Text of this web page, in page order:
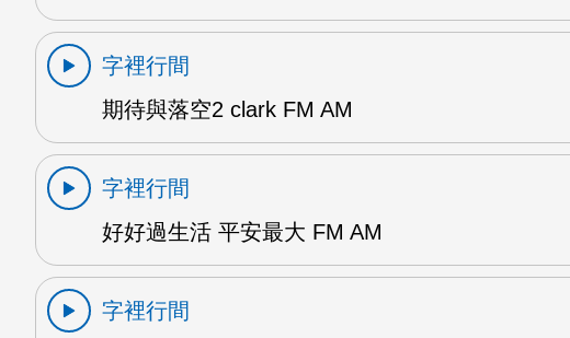
字裡行間
期待與落空2 clark FM AM
字裡行間
好好過生活 平安最大 FM AM
字裡行間